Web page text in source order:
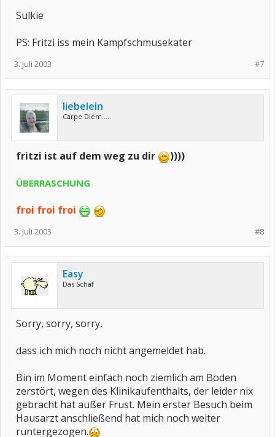
Sulkie
PS: Fritzi iss mein Kampfschmusekater
#7
3. Juli 2003
liebelein
Carpe Diem.....
fritzi ist auf dem weg zu dir ))))
ÜBERRASCHUNG
froi froi froi
#8
3. Juli 2003
Easy
Das Schaf
Sorry, sorry, sorry,
dass ich mich noch nicht angemeldet hab.
Bin im Moment einfach noch ziemlich am Boden
zerstört, wegen des Klinikaufenthalts, der leider nix
gebracht hat außer Frust. Mein erster Besuch beim
Hausarzt anschließend hat mich noch weiter
runtergezogen.